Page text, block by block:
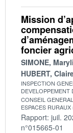
Mission
foncier
SIMONE,
HUBERT,
INSPECTION
DEVELOPPEMENT
CONSEIL
ESPACES
Rapport: juil.
n°015665-01